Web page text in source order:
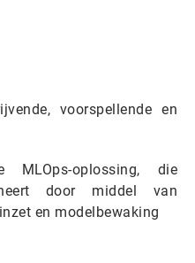
voorspellende en
oplossing, die
door middel van
en modelbewaking